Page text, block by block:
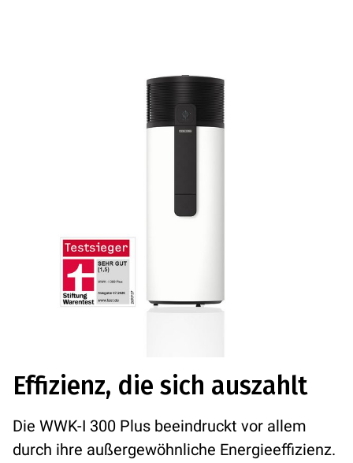
Effizienz, die sich auszahlt
Die WWK-I 300 Plus beeindruckt vor allem
durch ihre außergewöhnliche Energieeffizienz.